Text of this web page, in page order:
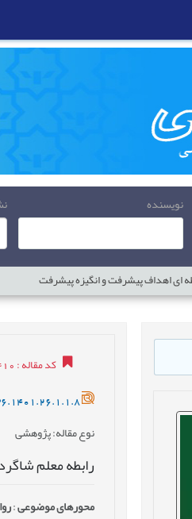
نویسنده
ای اهداف پیشرفت و انگیزه پیشرفت
کد مقاله: 13990619249410
نوع مقاله: پژوهشی
رابطه معلم
محورهای موضوعی: